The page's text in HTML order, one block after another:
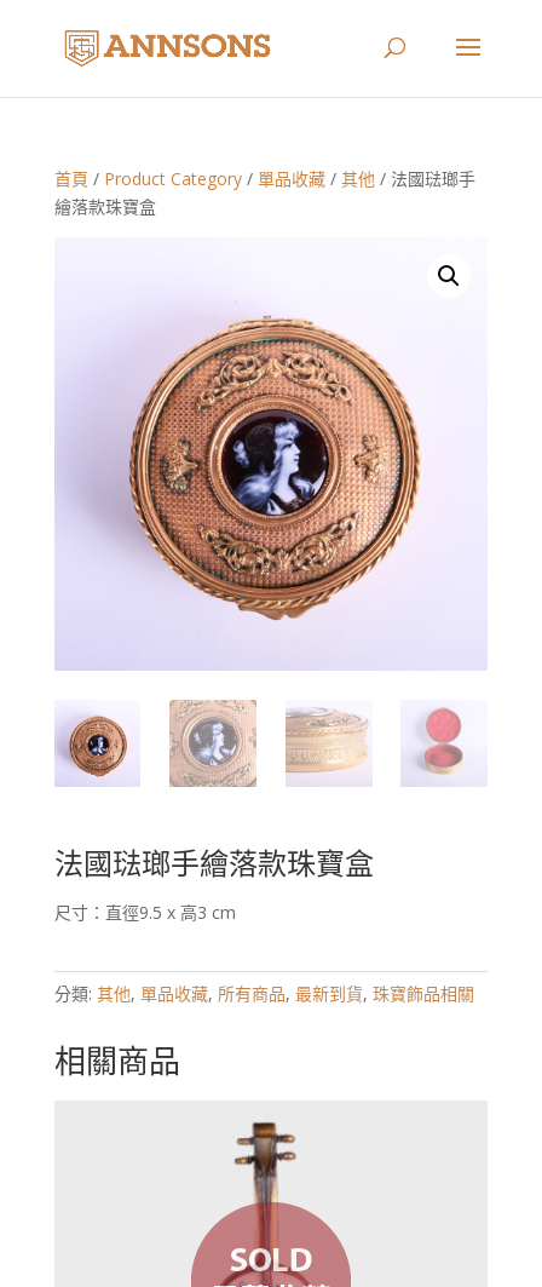
首頁 / Product Category/ 單品收藏/ 其他/ 法國琺瑯手
繪落款珠寶盒
法國琺瑯手繪落款珠寶盒
尺寸：直徑9.5 x 高3 cm
分類: 其他, 單品收藏, 所有商品, 最新到貨, 珠寶飾品相關
相關商品